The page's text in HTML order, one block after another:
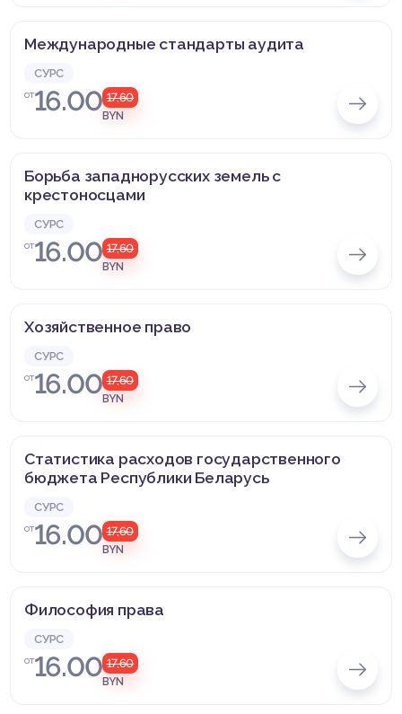
Международные стандарты аудита
СУРС
от16.00 17,60
BYN
Борьба западнорусских земель с
крестоносцами
СУРС
от16.00 17,60
BYN
Хозяйственное право
СУРС
от16.00 17,60
BYN
Статистика расходов государственного
бюджета Республики Беларусь
СУРС
от16.00 17,60
BYN
Философия права
СУРС
от16.00 17,60
BYN